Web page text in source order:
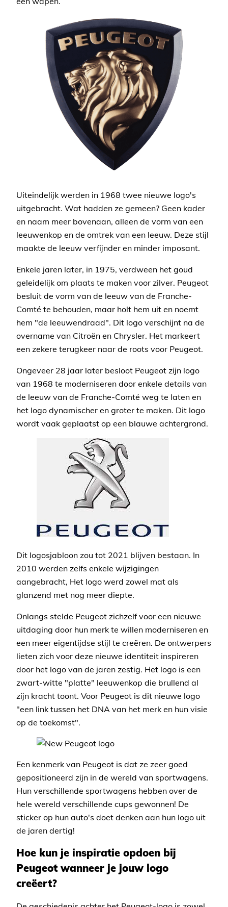
Uiteindelijk werden in 1968 twee nieuwe logo's
uitgebracht. Wat hadden ze gemeen? Geen kader
en naam meer bovenaan, alleen de vorm van een
leeuwenkop en de omtrek van een leeuw. Deze stijl
maakte de leeuw verfijnder en minder imposant.
Enkele jaren later, in 1975, verdween het goud
geleidelijk om plaats te maken voor zilver. Peugeot
besluit de vorm van de leeuw van de Franche-
Comté te behouden, maar holt hem uit en noemt
hem "de leeuwendraad". Dit logo verschijnt na de
overname van Citroën en Chrysler. Het markeert
een zekere terugkeer naar de roots voor Peugeot.
Ongeveer 28 jaar later besloot Peugeot zijn logo
van 1968 te moderniseren door enkele details van
de leeuw van de Franche-Comté weg te laten en
het logo dynamischer en groter te maken. Dit logo
wordt vaak geplaatst op een blauwe achtergrond.
Dit logosjabloon zou tot 2021 blijven bestaan. In
2010 werden zelfs enkele wijzigingen
aangebracht, Het logo werd zowel mat als
glanzend met nog meer diepte.
Onlangs stelde Peugeot zichzelf voor een nieuwe
uitdaging door hun merk te willen moderniseren en
een meer eigentijdse stijl te creëren. De ontwerpers
lieten zich voor deze nieuwe identiteit inspireren
door het logo van de jaren zestig. Het logo is een
zwart-witte "platte" leeuwenkop die brullend al
zijn kracht toont. Voor Peugeot is dit nieuwe logo
"een link tussen het DNA van het merk en hun visie
op de toekomst".
Een kenmerk van Peugeot is dat ze zeer goed
gepositioneerd zijn in de wereld van sportwagens.
Hun verschillende sportwagens hebben over de
hele wereld verschillende cups gewonnen! De
sticker op hun auto's doet denken aan hun logo uit
de jaren dertig!
Hoe kun je inspiratie opdoen bij
Peugeot wanneer je jouw logo
creëert?